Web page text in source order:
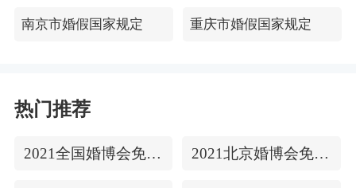
南京市婚假国家规定 重庆市婚假国家规定
热门推荐
2021全国婚博会免费门票 2021北京婚博会免费门票